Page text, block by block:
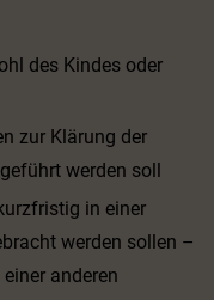
des Kindes oder
zur Klärung der
werden soll
in einer
werden sollen –
anderen